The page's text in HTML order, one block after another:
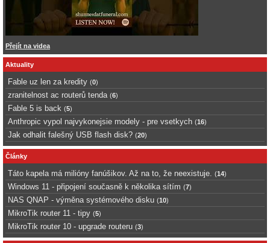
Přejít na videa
Aktuality
Fable uz len za kredity (0)
zranitelnost ac routerů tenda (6)
Fable 5 is back (5)
Anthropic vypol najvykonejsie modely - pre vsetkych (16)
Jak odhalit falešný USB flash disk? (20)
Články
Táto kapela má milióny fanúšikov. Až na to, že neexistuje. (14)
Windows 11 - připojení současně k několika sítím (7)
NAS QNAP - výměna systémového disku (10)
MikroTik router 11 - tipy (5)
MikroTik router 10 - upgrade routeru (3)